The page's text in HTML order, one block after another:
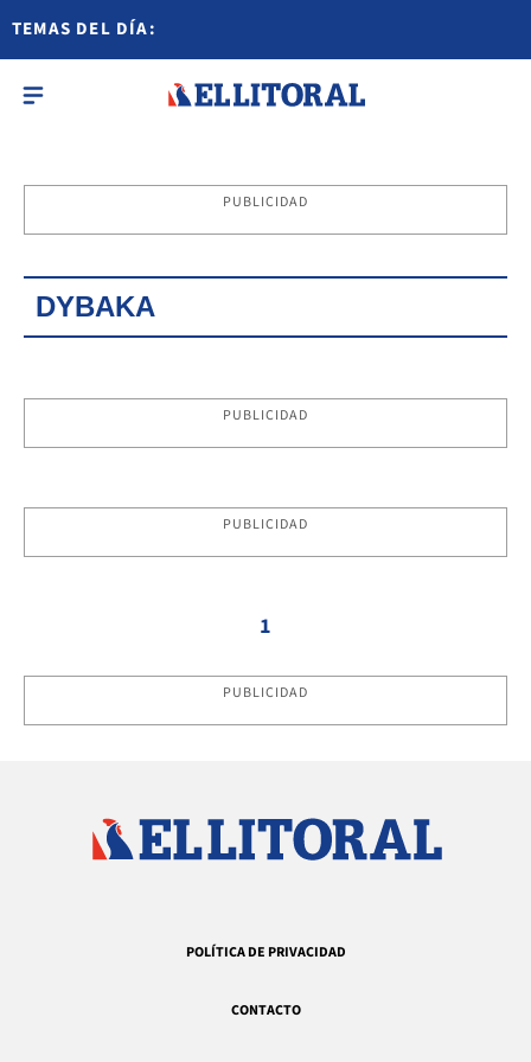
TEMAS DEL DÍA:
PUBLICIDAD
DYBAKA
PUBLICIDAD
PUBLICIDAD
1
PUBLICIDAD
POLÍTICA DE PRIVACIDAD
CONTACTO